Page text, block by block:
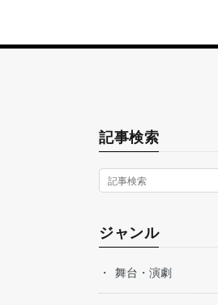
記事検索
ジャンル
舞台・演劇